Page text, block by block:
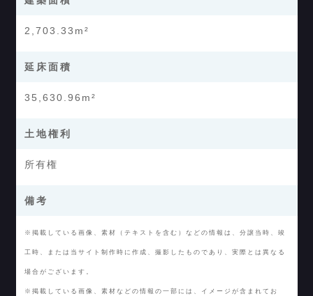
2,703.33m²
延床面積
35,630.96m²
土地権利
所有権
備考
※掲載している画像、素材（テキストを含む）などの情報は、分譲当時、竣
工時、または当サイト制作時に作成、撮影したものであり、実際とは異なる
場合がございます。
※掲載している画像、素材などの情報の一部には、イメージが含まれてお